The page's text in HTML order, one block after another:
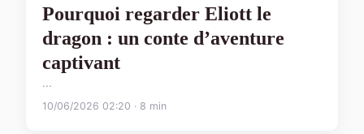
Pourquoi regarder Eliott le
dragon : un conte d’aventure
captivant
...
10/06/2026 02:20 · 8 min